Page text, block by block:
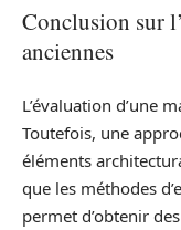
Conclusion sur
anciennes
L’évaluation d’une
Toutefois, une
éléments
que les méthodes
permet d’obtenir